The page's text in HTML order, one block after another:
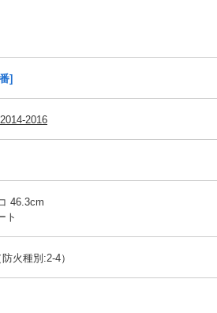
]
2016
46.3cm
ト
火種別:2-4）